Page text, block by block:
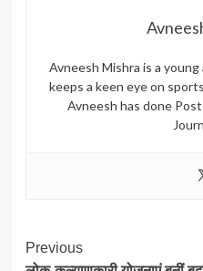
Avneesh Mishra is a
keeps a keen eye on
Avneesh has done
Post
Previous